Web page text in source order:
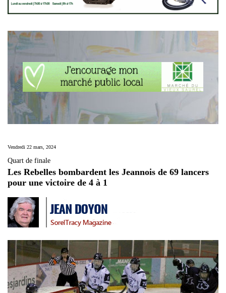
Vendredi 22 mars, 2024
Quart de finale
Les Rebelles bombardent les Jeannois de 69 lancers
pour une victoire de 4 à 1